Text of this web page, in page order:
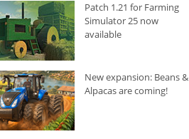
Patch 1.21 for Farming
Simulator 25 now
available
New expansion: Beans &
Alpacas are coming!